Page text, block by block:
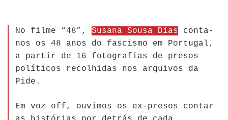
No filme “48”, Susana Sousa Dias conta-
nos os 48 anos do fascismo em Portugal,
a partir de 16 fotografias de presos
políticos recolhidas nos arquivos da
Pide.
Em voz off, ouvimos os ex-presos contar